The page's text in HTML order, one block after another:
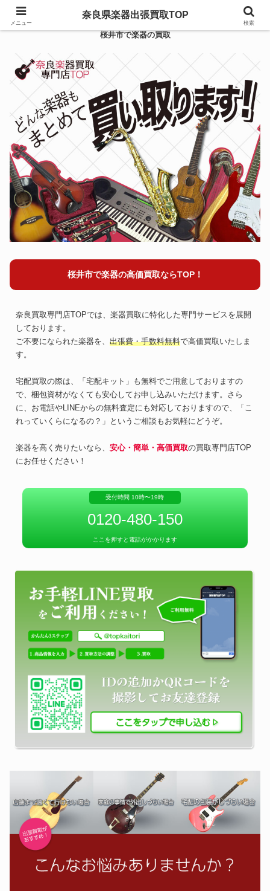
桜井市で楽器の買取
桜井市で楽器の高価買取ならTOP！
奈良買取専門店TOPでは、楽器買取に特化した専門サービスを展開
しております。
ご不要になられた楽器を、 出張費・手数料無料で高価買取いたしま
す。
宅配買取の際は、「宅配キット」も無料でご用意しておりますの
で、梱包資材がなくても安心してお申し込みいただけます。さら
に、お電話やLINEからの無料査定にも対応しておりますので、「こ
れっていくらになるの？」というご相談もお気軽にどうぞ。
楽器を高く売りたいなら、 安心・簡単・高価買取の買取専門店TOP
にお任せください！
受付時間 10時〜19時
0120-480-150
ここを押すと電話がかかります
メニュー
奈良県楽器出張買取TOP
検索